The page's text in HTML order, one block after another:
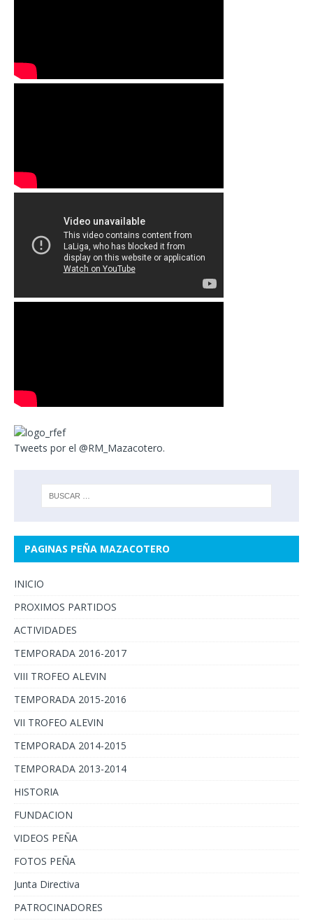
Tweets por el @RM_Mazacotero.
PAGINAS PEÑA MAZACOTERO
INICIO
PROXIMOS PARTIDOS
ACTIVIDADES
TEMPORADA 2016-2017
VIII TROFEO ALEVIN
TEMPORADA 2015-2016
VII TROFEO ALEVIN
TEMPORADA 2014-2015
TEMPORADA 2013-2014
HISTORIA
FUNDACION
VIDEOS PEÑA
FOTOS PEÑA
Junta Directiva
PATROCINADORES